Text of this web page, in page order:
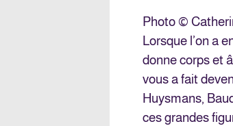
Photo ©
Lorsque l’on a
donne corps et
vous a fait
Huysmans,
ces grandes